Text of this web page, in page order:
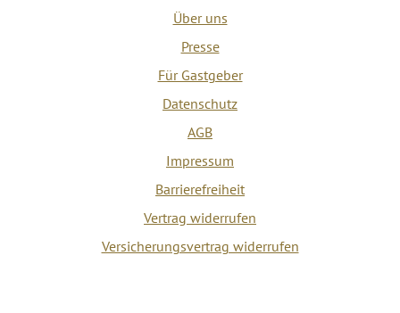
Über uns
Presse
Für Gastgeber
Datenschutz
AGB
Impressum
Barrierefreiheit
Vertrag widerrufen
Versicherungsvertrag widerrufen